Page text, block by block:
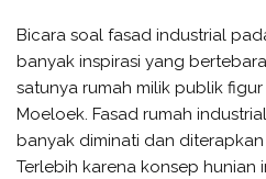
Bicara soal fasad industrial
banyak inspirasi yang
satunya rumah milik publik
Moeloek. Fasad rumah
banyak diminati dan
Terlebih karena konsep hunian